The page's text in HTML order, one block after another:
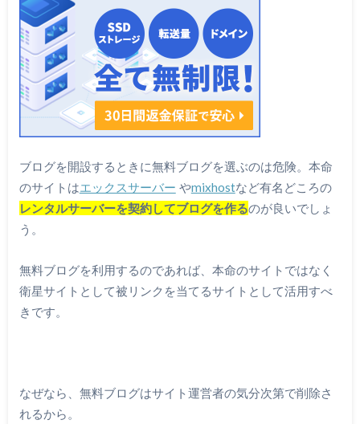
ブログを開設するときに無料ブログを選ぶのは危険。本命
のサイトはエックスサーバー やmixhostなど有名どころの
レンタルサーバーを契約してブログを作るのが良いでしょ
う。
無料ブログを利用するのであれば、本命のサイトではなく
衛星サイトとして被リンクを当てるサイトとして活用すべ
きです。
なぜなら、無料ブログはサイト運営者の気分次第で削除さ
れるから。